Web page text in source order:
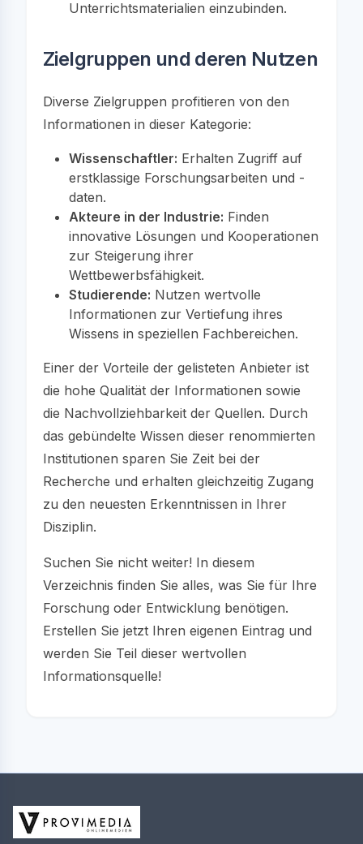
Unterrichtsmaterialien einzubinden.
Zielgruppen und deren Nutzen
Diverse Zielgruppen profitieren von den
Informationen in dieser Kategorie:
Wissenschaftler: Erhalten Zugriff auf
erstklassige Forschungsarbeiten und -
daten.
Akteure in der Industrie: Finden
innovative Lösungen und Kooperationen
zur Steigerung ihrer
Wettbewerbsfähigkeit.
Studierende: Nutzen wertvolle
Informationen zur Vertiefung ihres
Wissens in speziellen Fachbereichen.
Einer der Vorteile der gelisteten Anbieter ist
die hohe Qualität der Informationen sowie
die Nachvollziehbarkeit der Quellen. Durch
das gebündelte Wissen dieser renommierten
Institutionen sparen Sie Zeit bei der
Recherche und erhalten gleichzeitig Zugang
zu den neuesten Erkenntnissen in Ihrer
Disziplin.
Suchen Sie nicht weiter! In diesem
Verzeichnis finden Sie alles, was Sie für Ihre
Forschung oder Entwicklung benötigen.
Erstellen Sie jetzt Ihren eigenen Eintrag und
werden Sie Teil dieser wertvollen
Informationsquelle!